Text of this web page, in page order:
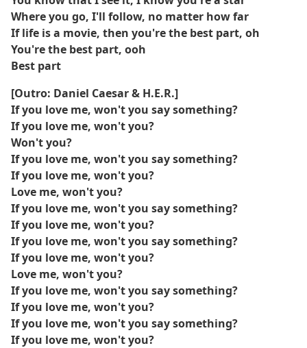
Where you go, I'll follow, no matter how far
If life is a movie, then you're the best part, oh
You're the best part, ooh
Best part
[Outro: Daniel Caesar & H.E.R.]
If you love me, won't you say something?
If you love me, won't you?
Won't you?
If you love me, won't you say something?
If you love me, won't you?
Love me, won't you?
If you love me, won't you say something?
If you love me, won't you?
If you love me, won't you say something?
If you love me, won't you?
Love me, won't you?
If you love me, won't you say something?
If you love me, won't you?
If you love me, won't you say something?
If you love me, won't you?